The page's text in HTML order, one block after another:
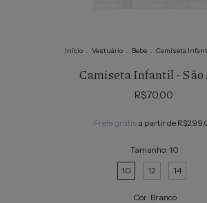
Início . Vestuário . Bebe . Camiseta
Camiseta Infantil - São
R$70,00
Frete grátis a partir de
Tamanho: 10
10
12 14
Cor: Branco